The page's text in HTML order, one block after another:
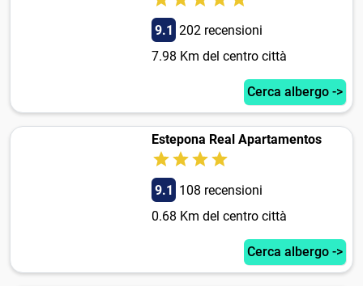
9.1 202 recensioni
7.98 Km del centro città
Cerca albergo ->
Estepona Real Apartamentos
9.1 108 recensioni
0.68 Km del centro città
Cerca albergo ->